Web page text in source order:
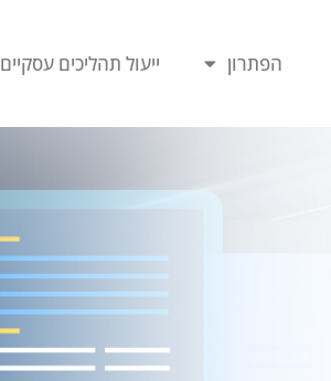
הפתרון ייעול תהליכים עסקיים